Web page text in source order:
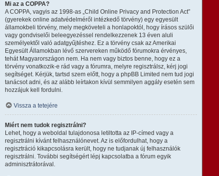
Mi az a COPPA?
A COPPA, vagyis az 1998-as „Child Online Privacy and Protection Act”
(gyerekek online adatvédelméről intézkedő törvény) egy egyesült
államokbeli törvény, mely megköveteli a honlapoktól, hogy írásos szülői
vagy gondviselői beleegyezéssel rendelkezzenek 13 éven aluli
személyektől való adatgyűjtéshez. Ez a törvény csak az Amerikai
Egyesült Államokban lévő szervereken működő fórumokra érvényes,
tehát Magyarországon nem. Ha nem vagy biztos benne, hogy ez a
törvény vonatkozik-e rád vagy a fórumra, melyre regisztrálsz, kérj jogi
segítséget. Kérjük, tartsd szem előtt, hogy a phpBB Limited nem tud jogi
tanácsot adni, és az alább leírtakon kívül semmilyen aggály esetén sem
hozzájuk kell fordulni.
Vissza a tetejére
Miért nem tudok regisztrálni?
Lehet, hogy a weboldal tulajdonosa letiltotta az IP-címed vagy a
regisztrálni kívánt felhasználónevet. Az is előfordulhat, hogy a
regisztráció kikapcsolásra került, hogy ne tudjanak új felhasználók
regisztrálni. További segítségért lépj kapcsolatba a fórum egyik
adminisztrátorával.